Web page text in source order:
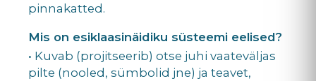
pinnakatted.
Mis on esiklaasinäidiku süsteemi eelised?
• Kuvab (projitseerib) otse juhi vaateväljas
pilte (nooled, sümbolid jne) ja teavet,